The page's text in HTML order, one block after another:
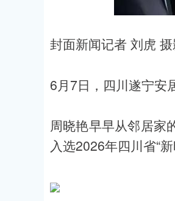
封面新闻记者 刘虎
6月7日，四川遂宁安
周晓艳早早从邻居家
入选2026年四川省“新